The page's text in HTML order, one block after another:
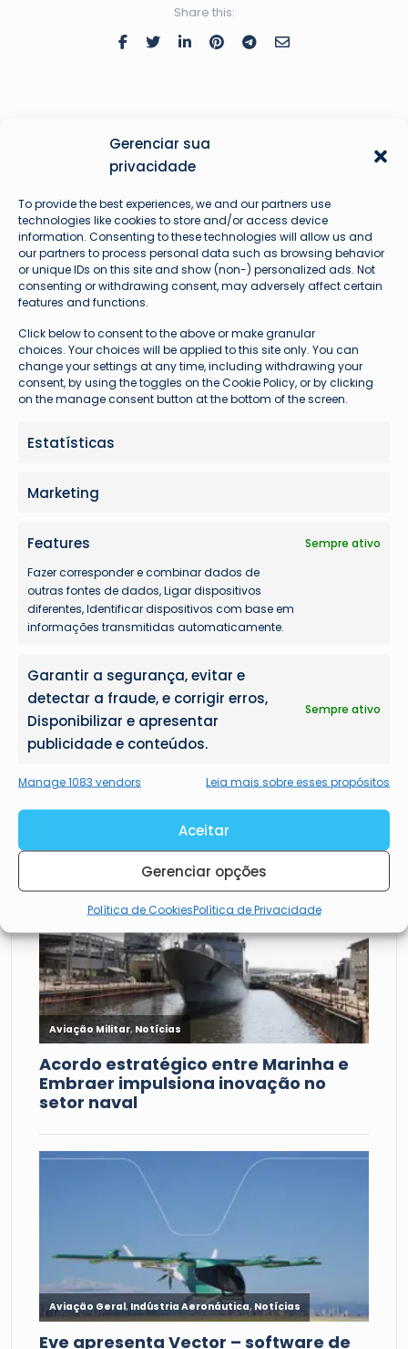
Gerenciar sua
privacidade
To provide the best experiences, we and our partners use
technologies like cookies to store and/or access device
information. Consenting to these technologies will allow us and
our partners to process personal data such as browsing behavior
or unique IDs on this site and show (non-) personalized ads. Not
consenting or withdrawing consent, may adversely affect certain
features and functions.
Click below to consent to the above or make granular
choices. Your choices will be applied to this site only. You can
change your settings at any time, including withdrawing your
consent, by using the toggles on the Cookie Policy, or by clicking
on the manage consent button at the bottom of the screen.
Estatísticas
Marketing
Features
Sempre ativo
Fazer corresponder e combinar dados de
outras fontes de dados, Ligar dispositivos
diferentes, Identificar dispositivos com base em
informações transmitidas automaticamente.
Garantir a segurança, evitar e
detectar a fraude, e corrigir erros,
Disponibilizar e apresentar
publicidade e conteúdos.
Sempre ativo
Manage 1083 vendors Leia mais sobre esses propósitos
Aceitar
Gerenciar opções
Política de CookiesPolítica de Privacidade
Share this:
Augusto Hardke
Fundador e Líder Técnico Avioprime
Mais lidas